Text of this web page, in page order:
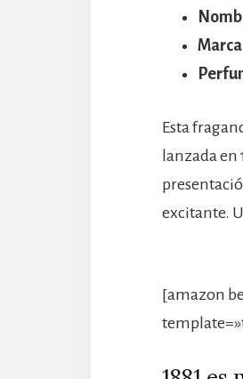
Marca
Esta
lanzada
excitante.
[amazon